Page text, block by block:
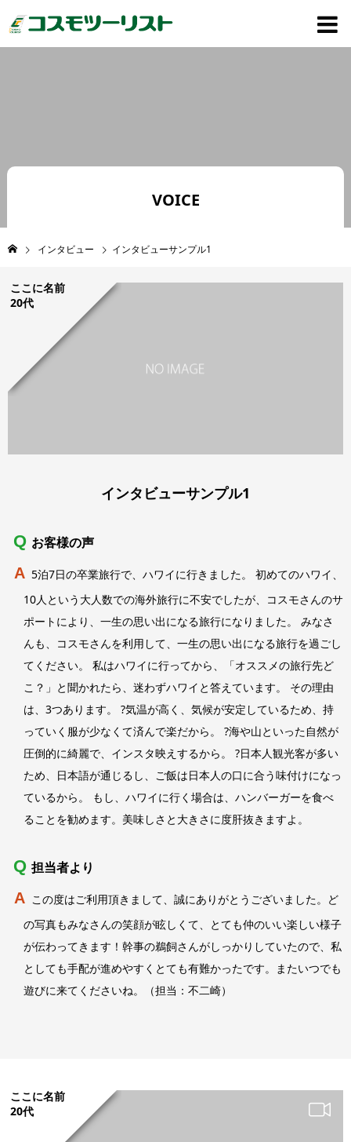
VOICE
インタビュー インタビューサンプル1
ここに名前
20代
インタビューサンプル1
お客様の声
5泊7日の卒業旅行で、ハワイに行きました。 初めてのハワイ、
10人という大人数での海外旅行に不安でしたが、コスモさんのサ
ポートにより、一生の思い出になる旅行になりました。 みなさ
んも、コスモさんを利用して、一生の思い出になる旅行を過ごし
てください。 私はハワイに行ってから、「オススメの旅行先ど
こ？」と聞かれたら、迷わずハワイと答えています。 その理由
は、3つあります。 ?気温が高く、気候が安定しているため、持
っていく服が少なくて済んで楽だから。 ?海や山といった自然が
圧倒的に綺麗で、インスタ映えするから。 ?日本人観光客が多い
ため、日本語が通じるし、ご飯は日本人の口に合う味付けになっ
ているから。 もし、ハワイに行く場合は、ハンバーガーを食べ
ることを勧めます。美味しさと大きさに度肝抜きますよ。
担当者より
この度はご利用頂きまして、誠にありがとうございました。ど
の写真もみなさんの笑顔が眩しくて、とても仲のいい楽しい様子
が伝わってきます！幹事の鵜飼さんがしっかりしていたので、私
としても手配が進めやすくとても有難かったです。またいつでも
遊びに来てくださいね。（担当：不二崎）
ここに名前
20代